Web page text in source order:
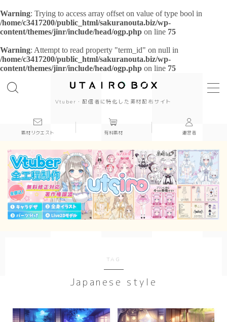
Warning: Trying to access array offset on value of type bool in
/home/c3417200/public_html/sakuranouta.biz/wp-
content/themes/jinr/include/head/ogp.php on line 75
Warning: Attempt to read property "term_id" on null in
/home/c3417200/public_html/sakuranouta.biz/wp-
content/themes/jinr/include/head/ogp.php on line 75
Vtuber・配信者に特化した素材配布サイト
background 背景
beautiful
Japanese style
simple
New Year
素材リクエスト 有料素材 運営者
TAG
Japanese style